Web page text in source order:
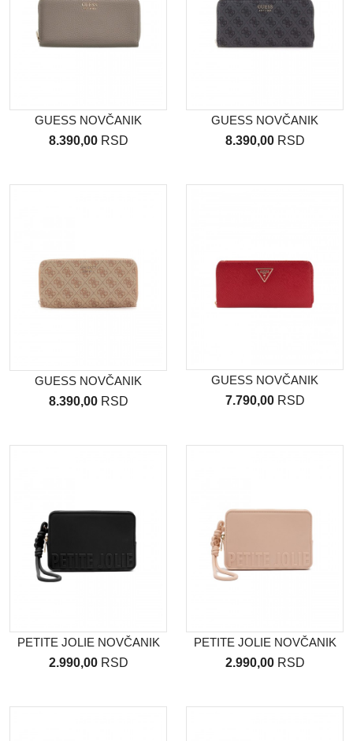
GUESS NOVČANIK
8.390,00RSD
GUESS NOVČANIK
8.390,00RSD
GUESS NOVČANIK
8.390,00RSD
GUESS NOVČANIK
7.790,00RSD
PETITE JOLIE NOVČANIK
2.990,00RSD
PETITE JOLIE NOVČANIK
2.990,00RSD